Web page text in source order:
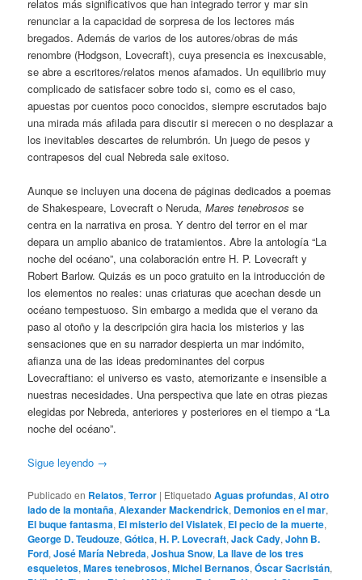
relatos más significativos que han integrado terror y mar sin
renunciar a la capacidad de sorpresa de los lectores más
bregados. Además de varios de los autores/obras de más
renombre (Hodgson, Lovecraft), cuya presencia es inexcusable,
se abre a escritores/relatos menos afamados. Un equilibrio muy
complicado de satisfacer sobre todo si, como es el caso,
apuestas por cuentos poco conocidos, siempre escrutados bajo
una mirada más afilada para discutir si merecen o no desplazar a
los inevitables descartes de relumbrón. Un juego de pesos y
contrapesos del cual Nebreda sale exitoso.
Aunque se incluyen una docena de páginas dedicados a poemas
de Shakespeare, Lovecraft o Neruda,Mares tenebrosos se
centra en la narrativa en prosa. Y dentro del terror en el mar
depara un amplio abanico de tratamientos. Abre la antología “La
noche del océano”, una colaboración entre H. P. Lovecraft y
Robert Barlow. Quizás es un poco gratuito en la introducción de
los elementos no reales: unas criaturas que acechan desde un
océano tempestuoso. Sin embargo a medida que el verano da
paso al otoño y la descripción gira hacia los misterios y las
sensaciones que en su narrador despierta un mar indómito,
afianza una de las ideas predominantes del corpus
Lovecraftiano: el universo es vasto, atemorizante e insensible a
nuestras necesidades. Una perspectiva que late en otras piezas
elegidas por Nebreda, anteriores y posteriores en el tiempo a “La
noche del océano”.
Sigue leyendo →
Publicado en Relatos,Terror | Etiquetado Aguas profundas,Al otro
lado de la montaña,Alexander Mackendrick, Demonios en el mar,
El buque fantasma, El misterio del Vislatek, El pecio de la muerte,
George D. Teudouze,Gótica,H. P. Lovecraft,Jack Cady,John B.
Ford,José María Nebreda,Joshua Snow, La llave de los tres
esqueletos,Mares tenebrosos,Michel Bernanos,Óscar Sacristán,